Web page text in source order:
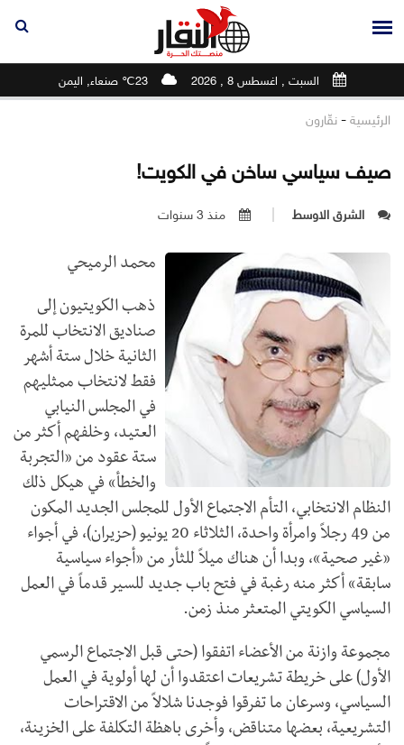
السبت , اغسطس 8 , 2026 23℃ صنعاء, اليمن
الرئيسية - نقّارون
صيف سياسي ساخن في الكويت!
الشرق الاوسط منذ 3 سنوات
محمد الرميحي
ذهب الكويتيون إلى
صناديق الانتخاب للمرة
الثانية خلال ستة أشهر
فقط لانتخاب ممثليهم
في المجلس النيابي
العتيد، وخلفهم أكثر من
ستة عقود من «التجربة
والخطأ» في هيكل ذلك
النظام الانتخابي، التأم الاجتماع الأول للمجلس الجديد المكون
من 49 رجلاً وامرأة واحدة، الثلاثاء 20 يونيو (حزيران)، في أجواء
«غير صحية»، وبدا أن هناك ميلاً للثأر من «أجواء سياسية
سابقة» أكثر منه رغبة في فتح باب جديد للسير قدماً في العمل
السياسي الكويتي المتعثر منذ زمن.
مجموعة وازنة من الأعضاء اتفقوا (حتى قبل الاجتماع الرسمي
الأول) على خريطة تشريعات اعتقدوا أن لها أولوية في العمل
السياسي، وسرعان ما تفرقوا فوجدنا شلالاً من الاقتراحات
التشريعية، بعضها متناقض، وأخرى باهظة التكلفة على الخزينة،